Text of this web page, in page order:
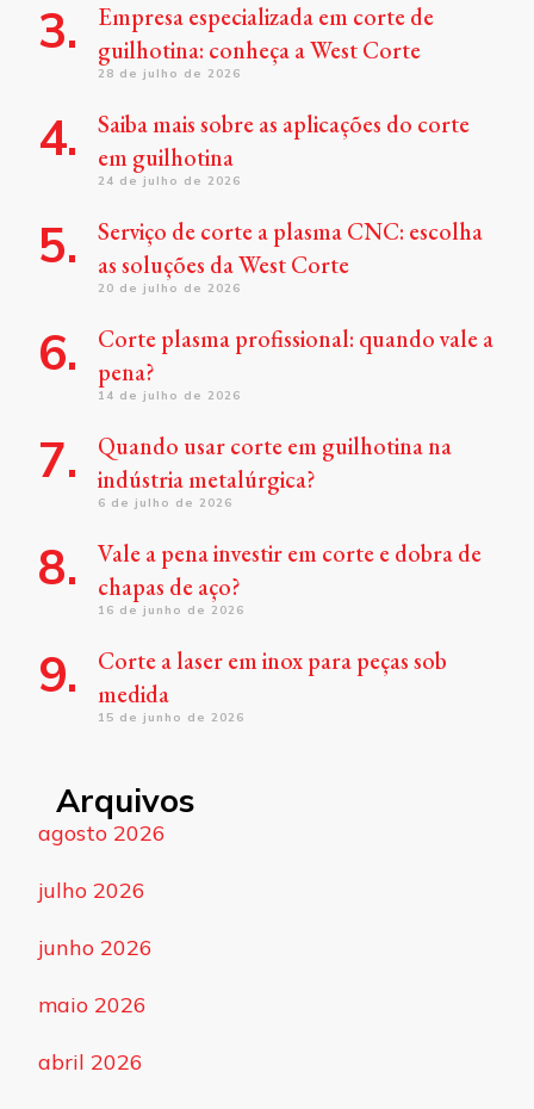
Empresa especializada em corte de
guilhotina: conheça a West Corte
28 de julho de 2026
Saiba mais sobre as aplicações do corte
em guilhotina
24 de julho de 2026
Serviço de corte a plasma CNC: escolha
as soluções da West Corte
20 de julho de 2026
Corte plasma profissional: quando vale a
pena?
14 de julho de 2026
Quando usar corte em guilhotina na
indústria metalúrgica?
6 de julho de 2026
Vale a pena investir em corte e dobra de
chapas de aço?
16 de junho de 2026
Corte a laser em inox para peças sob
medida
15 de junho de 2026
Arquivos
agosto 2026
julho 2026
junho 2026
maio 2026
abril 2026